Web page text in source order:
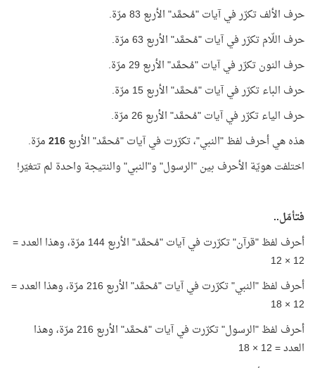
حرف الألف تكرّر في آيات "مُحمَّد" الأربع 83 مرّة.
حرف اللّام تكرّر في آيات "مُحمَّد" الأربع 63 مرّة.
حرف النون تكرّر في آيات "مُحمَّد" الأربع 29 مرّة.
حرف الباء تكرّر في آيات "مُحمَّد" الأربع 15 مرّة.
حرف الياء تكرّر في آيات "مُحمَّد" الأربع 26 مرّة.
هذه هي أحرف لفظ "النبي"، تكرّرت في آيات "مُحمَّد" الأربع216مرّة.
اختلفت هويّة الأحرف بين "الرسول" و"النبي" والنتيجة واحدة لم تتغيّر!
فتأمّل..
أحرف لفظ "قرآن" تكرّرت في آيات "مُحمَّد" الأربع 144 مرّة، وهذا العدد =
12 × 12
أحرف لفظ "النبي" تكرّرت في آيات "مُحمَّد" الأربع 216 مرّة، وهذا العدد =
12 × 18
أحرف لفظ "الرسول" تكرّرت في آيات "مُحمَّد" الأربع 216 مرّة، وهذا
العدد = 12 × 18